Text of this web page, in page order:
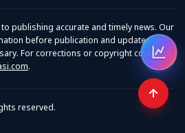
publishing accurate and timely news. Our
before publication and updates or
For corrections or copyright concerns,
.
reserved.